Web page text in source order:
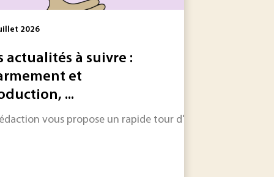
les jours et les semaines à venir.
dans l'industrie française et européenne ne se
2026
actualités à suivre :
et
...
vous propose un rapide tour d'horizon sur les